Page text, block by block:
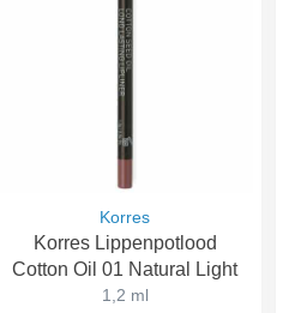
Korres
Korres Lippenpotlood
Cotton Oil 01 Natural Light
1,2 ml